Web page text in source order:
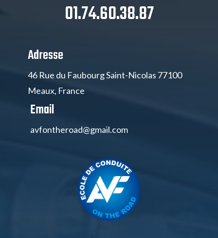
01.74.60.38.87
Adresse
46 Rue du Faubourg Saint-Nicolas 77100
Meaux, France
Email
avfontheroad@gmail.com